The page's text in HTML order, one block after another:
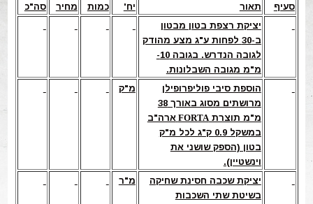
סעיף תאור יח' כמות מחיר
סה"כ
יציקת רצפת בטון מבטון
ב-30 לפחות ע"ג מצע מהודק
לגובה הנדרש. בגובה 10-
מ"מ מגובה השבלונות.
הוספת סיבי פוליפרופילן
מרושתים מסוג באורך 38
מ"מ תוצרתFORTA ארה"ב
במשקל 0.9 ק"ג לכל מ"ק
בטון (הספק שושני את
וינשטיין).
מ"ק
יציקת שכבה חסינת שחיקה
בשיטת שתי השכבות
מ"ר